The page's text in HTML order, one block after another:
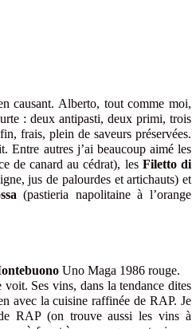
causant. Alberto, tout comme moi,
: deux antipasti, deux primi, trois
frais, plein de saveurs préservées.
Entre autres j’ai beaucoup aimé les
de canard au cédrat), les Filetto di
jus de palourdes et artichauts) et
(pastieria napolitaine à l’orange
Uno Maga 1986 rouge.
Ses vins, dans la tendance dites
avec la cuisine raffinée de RAP. Je
RAP (on trouve aussi les vins à